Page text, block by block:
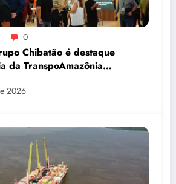
0
Chibatão é destaque
da TranspoAmazônia
2026